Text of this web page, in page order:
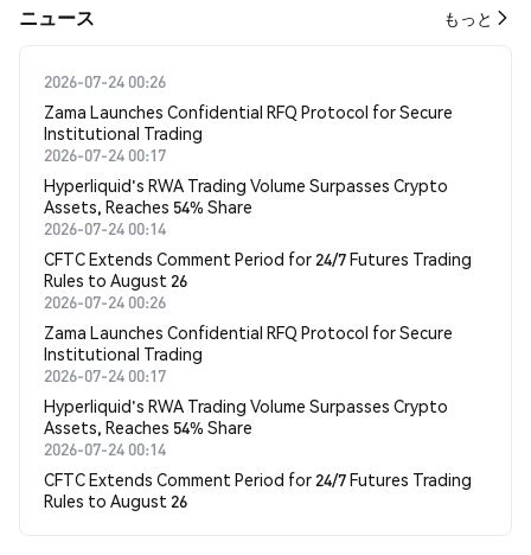
​​ニュース​​ もっと
2026-07-24 00:26
Zama Launches Confidential RFQ Protocol for Secure
Institutional Trading
2026-07-24 00:17
Hyperliquid's RWA Trading Volume Surpasses Crypto
Assets, Reaches 54% Share
2026-07-24 00:14
CFTC Extends Comment Period for 24/7 Futures Trading
Rules to August 26
2026-07-24 00:26
Zama Launches Confidential RFQ Protocol for Secure
Institutional Trading
2026-07-24 00:17
Hyperliquid's RWA Trading Volume Surpasses Crypto
Assets, Reaches 54% Share
2026-07-24 00:14
CFTC Extends Comment Period for 24/7 Futures Trading
Rules to August 26